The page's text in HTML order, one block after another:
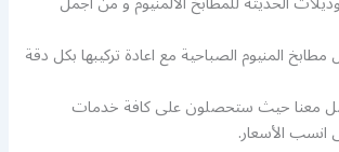
المنيوم الصباحية مع اعادة تركيبها بكل دقة
معنا حيث ستحصلون على كافة خدمات
انسب الأسعار.